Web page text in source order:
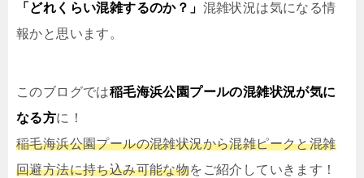
「どれくらい混雑するのか？」 混雑状況は気になる情
報かと思います。
このブログでは稲毛海浜公園プールの混雑状況が気に
なる方に！
稲毛海浜公園プールの混雑状況から混雑ピークと混雑
回避方法に持ち込み可能な物をご紹介していきます！